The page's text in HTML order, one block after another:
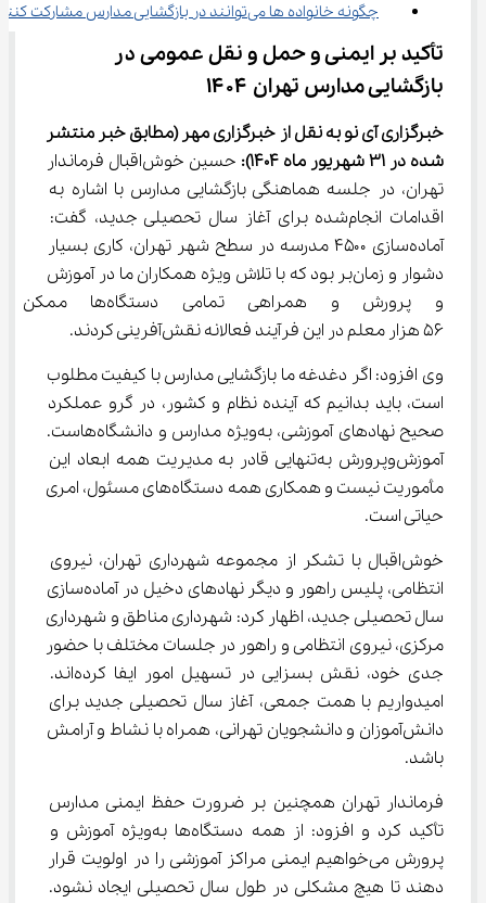
چگونه خانواده ‌ها می‌توانند در بازگشایی مدارس مشارکت کنند؟
تأکید بر ایمنی و حمل ‌و نقل عمومی در
بازگشایی مدارس تهران ۱۴۰۴
خبرگزاری آی نو به نقل از خبرگزاری مهر (مطابق خبر منتشر
شده در 31
شهریور ماه 1404) :
حسین خوش‌اقبال فرماندار
تهران، در جلسه هماهنگی بازگشایی مدارس با اشاره به
اقدامات انجام‌شده برای آغاز سال تحصیلی جدید، گفت:
آماده‌سازی ۴۵۰۰ مدرسه در سطح شهر تهران، کاری بسیار
دشوار و زمان‌بر بود که با تلاش ویژه همکاران ما در آموزش
و پرورش و همراهی
۵۶ هزار معلم در این فرآیند فعالانه نقش‌آفرینی کردند.
وی افزود: اگر دغدغه ما بازگشایی مدارس با کیفیت مطلوب
است، باید بدانیم که آینده نظام و کشور، در گرو عملکرد
صحیح نهادهای آموزشی، به‌ویژه مدارس و دانشگاه‌هاست.
آموزش‌وپرورش به‌تنهایی قادر به مدیریت همه ابعاد این
مأموریت نیست و همکاری همه دستگاه‌های مسئول، امری
حیاتی است.
خوش‌اقبال با تشکر از مجموعه شهرداری تهران، نیروی
انتظامی، پلیس راهور و دیگر نهادهای دخیل در آماده‌سازی
سال تحصیلی جدید، اظهار کرد: شهرداری مناطق و شهرداری
مرکزی، نیروی انتظامی و راهور در جلسات مختلف با حضور
جدی خود، نقش بسزایی در تسهیل امور ایفا کرده‌اند.
امیدواریم با همت جمعی، آغاز سال تحصیلی جدید برای
دانش‌آموزان و دانشجویان تهرانی، همراه با نشاط و آرامش
باشد.
فرماندار تهران همچنین بر ضرورت حفظ ایمنی مدارس
تأکید کرد و افزود: از همه دستگاه‌ها به‌ویژه آموزش و
پرورش می‌خواهیم ایمنی مراکز آموزشی را در اولویت قرار
دهند تا هیچ مشکلی در طول سال تحصیلی ایجاد نشود.